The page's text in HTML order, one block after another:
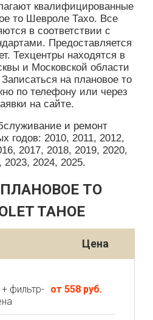
квалифицированные
то Шевроле Тахо. Все
в соответствии с
Предоставляется
Техцентры находятся в
и Московской области
на плановое то
по телефону или через
на сайте.
и ремонт
годов: 2010, 2011, 2012,
2017, 2018, 2019, 2020,
2023, 2024, 2025.
ТО
TAHOE
Цена
фильтр-
от 558 руб.